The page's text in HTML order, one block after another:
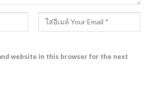
website in this browser for the next